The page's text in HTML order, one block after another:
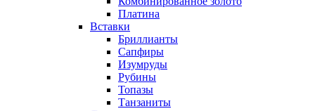
Платина
Вставки
Бриллианты
Сапфиры
Изумруды
Рубины
Топазы
Танзаниты